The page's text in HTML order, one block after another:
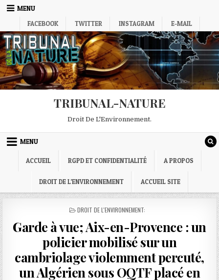
Skip
MENU
FACEBOOK
TWITTER INSTAGRAM E-MAIL
TRIBUNAL-NATURE
Droit De L'Environnement.
MENU
ACCUEIL RGPD ET CONFIDENTIALITÉ A PROPOS
DROIT DE L’ENVIRONNEMENT ACCUEIL SITE
POSTED
DROIT DE L'ENVIRONNEMENT:
Garde à vue; Aix-en-Provence : un
policier mobilisé sur un
cambriolage violemment percuté,
un Algérien sous OQTF placé en